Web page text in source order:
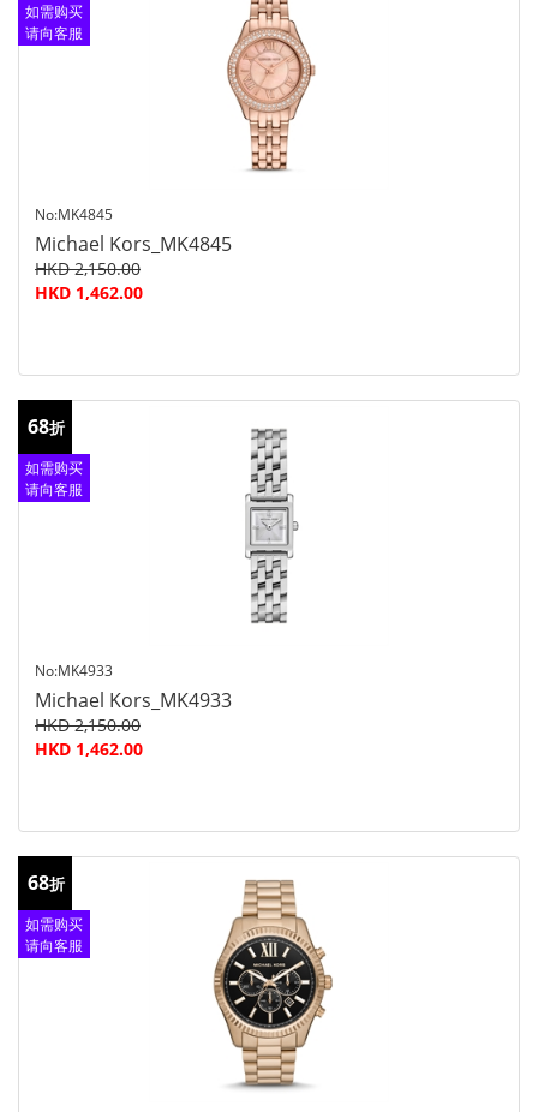
如需购买
请向客服
No:MK4845
Michael Kors_MK4845
HKD 2,150.00
HKD 1,462.00
68折
如需购买
请向客服
No:MK4933
Michael Kors_MK4933
HKD 2,150.00
HKD 1,462.00
68折
如需购买
请向客服